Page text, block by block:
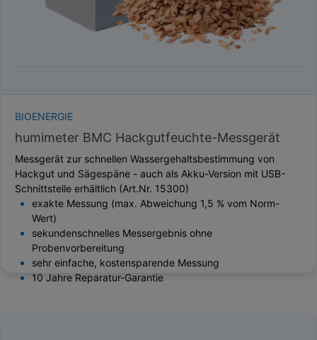
BIOENERGIE
humimeter BMC Hackgutfeuchte-Messgerät
Messgerät zur schnellen Wassergehaltsbestimmung von
Hackgut und Sägespäne - auch als Akku-Version mit USB-
Schnittstelle erhältlich (Art.Nr. 15300)
exakte Messung (max. Abweichung 1,5 % vom Norm-
Wert)
sekundenschnelles Messergebnis ohne
Probenvorbereitung
sehr einfache, kostensparende Messung
10 Jahre Reparatur-Garantie